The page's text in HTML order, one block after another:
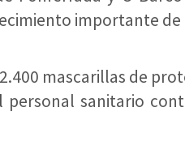
importante
mascarillas de
sanitario